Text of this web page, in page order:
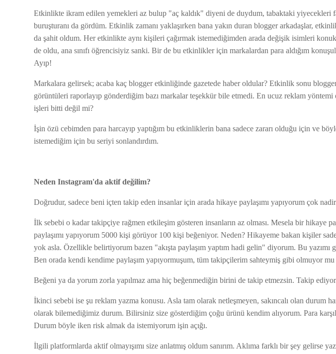
Etkinlikte ikram edilen yemekleri az bulup "aç kaldık" diyeni de duydum, tabaktaki yiyecekleri
buruşturanı da gördüm. Etkinlik zamanı yaklaşırken bana yakın duran blogger arkadaşlar,
da şahit oldum. Her etkinlikte aynı kişileri çağırmak istemediğimden arada değişik isimleri
de oldu, ana sınıfı öğrencisiyiz sanki. Bir de bu etkinlikler için markalardan para aldığım
Ayıp!
Markalara gelirsek; acaba kaç blogger etkinliğinde gazetede haber oldular? Etkinlik sonu blogger
görüntüleri raporlayıp gönderdiğim bazı markalar teşekkür bile etmedi. En ucuz reklam yöntemi
işleri bitti değil mi?
İşin özü cebimden para harcayıp yaptığım bu etkinliklerin bana sadece zararı olduğu için ve
istemediğim için bu seriyi sonlandırdım.
Neden Instagram'da aktif değilim?
Doğrudur, sadece beni içten takip eden insanlar için arada hikaye paylaşımı yapıyorum çok nadir
İlk sebebi o kadar takipçiye rağmen etkileşim gösteren insanların az olması. Mesela bir hikaye
paylaşımı yapıyorum 5000 kişi görüyor 100 kişi beğeniyor. Neden? Hikayeme bakan kişiler
yok asla. Özellikle belirtiyorum bazen "akışta paylaşım yaptım hadi gelin" diyorum. Bu yazımı
Ben orada kendi kendime paylaşım yapıyormuşum, tüm takipçilerim sahteymiş gibi olmuyor mu
Beğeni ya da yorum zorla yapılmaz ama hiç beğenmediğin birini de takip etmezsin. Takip
İkinci sebebi ise şu reklam yazma konusu. Asla tam olarak netleşmeyen, sakıncalı olan durum
olarak bilemediğimiz durum. Bilirsiniz size gösterdiğim çoğu ürünü kendim alıyorum. Para
Durum böyle iken risk almak da istemiyorum işin açığı.
İlgili platformlarda aktif olmayışımı size anlatmış oldum sanırım. Aklıma farklı bir şey gelirse